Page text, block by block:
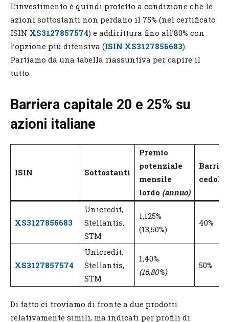
L’investimento è quindi protetto a condizione che le
azioni sottostanti non perdano il 75% (nel certificato
ISIN XS3127857574) e addirittura fino all’80% con
l’opzione più difensiva (ISIN XS3127856683).
Partiamo da una tabella riassuntiva per capire il
tutto.
Barriera capitale 20 e 25% su
azioni italiane
ISIN Sottostanti
Premio
potenziale
mensile
lordo (annuo)
XS3127856683
Unicredit,
Stellantis,
STM
1,125%
(13,50%)
40%
XS3127857574
Unicredit,
Stellantis,
STM
1,40%
(16,80%)
50%
Di fatto ci troviamo di fronte a due prodotti
relativamente simili, ma indicati per profili di